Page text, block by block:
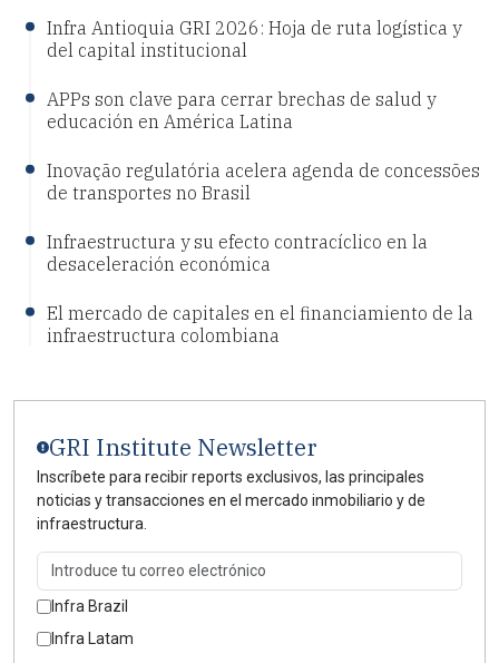
Infra Antioquia GRI 2026: Hoja de ruta logística y
del capital institucional
APPs son clave para cerrar brechas de salud y
educación en América Latina
Inovação regulatória acelera agenda de concessões
de transportes no Brasil
Infraestructura y su efecto contracíclico en la
desaceleración económica
El mercado de capitales en el financiamiento de la
infraestructura colombiana
GRI Institute Newsletter
Inscríbete para recibir reports exclusivos, las principales
noticias y transacciones en el mercado inmobiliario y de
infraestructura.
Infra Brazil
Infra Latam